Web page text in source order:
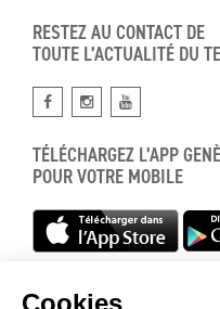
RESTEZ AU CONTACT DE
TOUTE L’ACTUALITÉ DU
TÉLÉCHARGEZ L’APP
POUR VOTRE MOBILE